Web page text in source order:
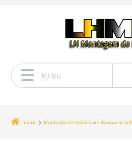
MENU
Início Montador de móveis em Bonsucesso